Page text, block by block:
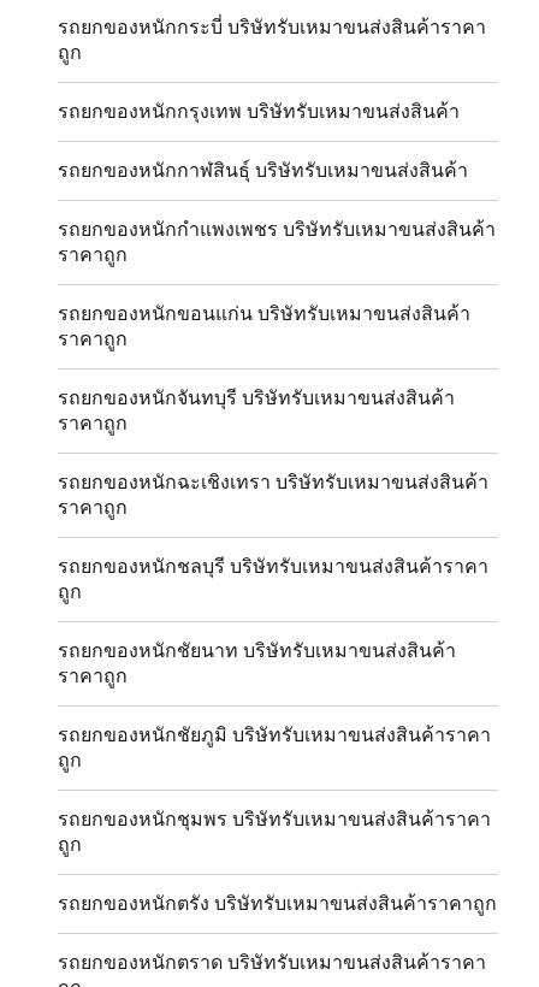
รถยกของหนักกระบี่ บริษัทรับเหมาขนส่งสินค้าราคา
ถูก
รถยกของหนักกรุงเทพ บริษัทรับเหมาขนส่งสินค้า
รถยกของหนักกาฬสินธุ์ บริษัทรับเหมาขนส่งสินค้า
รถยกของหนักกำแพงเพชร บริษัทรับเหมาขนส่งสินค้า
ราคาถูก
รถยกของหนักขอนแก่น บริษัทรับเหมาขนส่งสินค้า
ราคาถูก
รถยกของหนักจันทบุรี บริษัทรับเหมาขนส่งสินค้า
ราคาถูก
รถยกของหนักฉะเชิงเทรา บริษัทรับเหมาขนส่งสินค้า
ราคาถูก
รถยกของหนักชลบุรี บริษัทรับเหมาขนส่งสินค้าราคา
ถูก
รถยกของหนักชัยนาท บริษัทรับเหมาขนส่งสินค้า
ราคาถูก
รถยกของหนักชัยภูมิ บริษัทรับเหมาขนส่งสินค้าราคา
ถูก
รถยกของหนักชุมพร บริษัทรับเหมาขนส่งสินค้าราคา
ถูก
รถยกของหนักตรัง บริษัทรับเหมาขนส่งสินค้าราคาถูก
รถยกของหนักตราด บริษัทรับเหมาขนส่งสินค้าราคา